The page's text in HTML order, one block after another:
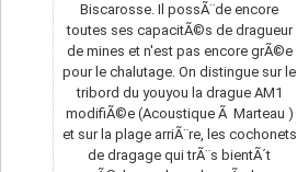
Biscarosse. Il possÃ¨de encore
toutes ses capacitÃ©s de dragueur
de mines et n'est pas encore grÃ©e
pour le chalutage. On distingue sur le
tribord du youyou la drague AM1
modifiÃ©e (Acoustique Ã Marteau )
et sur la plage arriÃ¨re, les cochonets
de dragage qui trÃ¨s bientÃ´t